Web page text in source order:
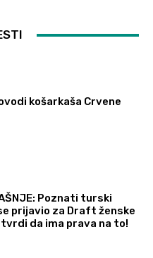
košarkaša Crvene
Poznati turski
prijavio za Draft ženske
tvrdi da ima prava na to!